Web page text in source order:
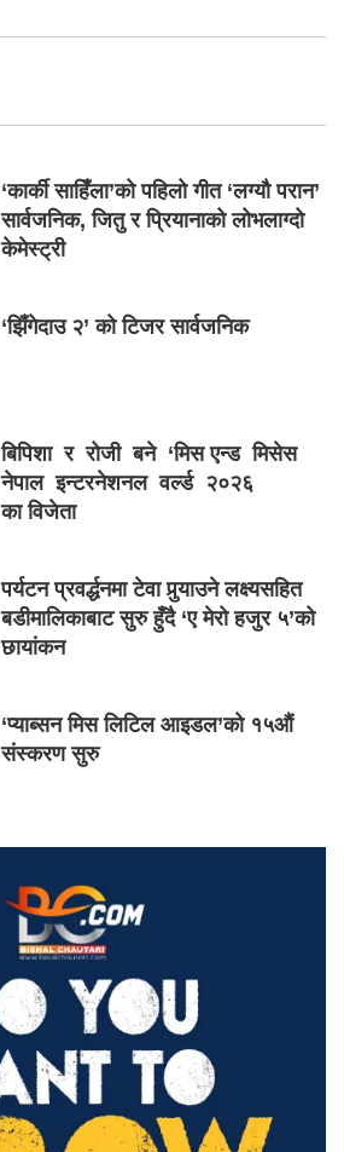
‘कार्की साहिँला’को पहिलो गीत ‘लग्यौ परान’
सार्वजनिक, जितु र प्रियानाको लोभलाग्दो
केमेस्ट्री
‘झिँगेदाउ २’ को टिजर सार्वजनिक
बिपिशा र रोजी बने ‘मिस एन्ड मिसेस
नेपाल इन्टरनेशनल वर्ल्ड २०२६
का विजेता
पर्यटन प्रवर्द्धनमा टेवा पुर्‍याउने लक्ष्यसहित
बडीमालिकाबाट सुरु हुँदै ‘ए मेरो हजुर ५’को
छायांकन
‘प्याब्सन मिस लिटिल आइडल’को १५औं
संस्करण सुरु